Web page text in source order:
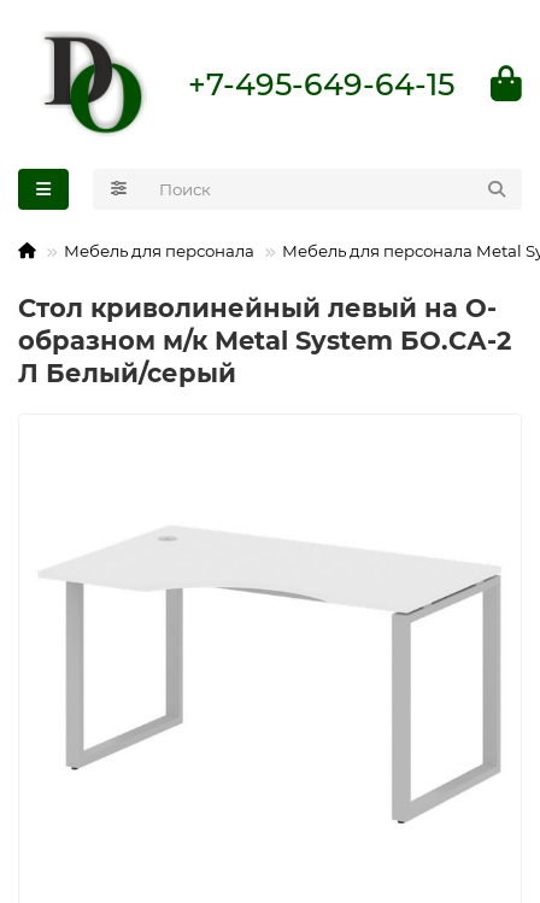
+7-495-649-64-15
Мебель для персонала Мебель для персонала Metal
Стол криволинейный левый на О-
образном м/к Metal System БО.СА-2
Л Белый/серый